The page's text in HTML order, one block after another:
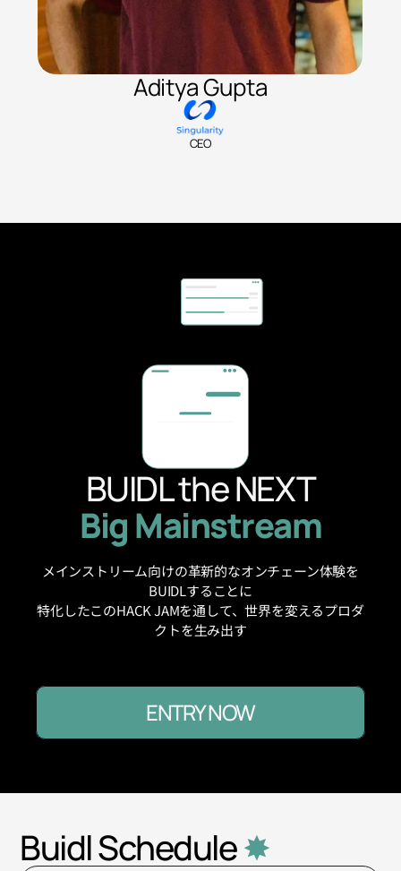
Aditya Gupta
CEO
BUIDL the NEXT
Big Mainstream
メインストリーム向けの革新的なオンチェーン体験を
BUIDLすることに
特化したこのHACK JAMを通して、世界を変えるプロダ
クトを生み出す
ENTRY NOW
Buidl Schedule ✸